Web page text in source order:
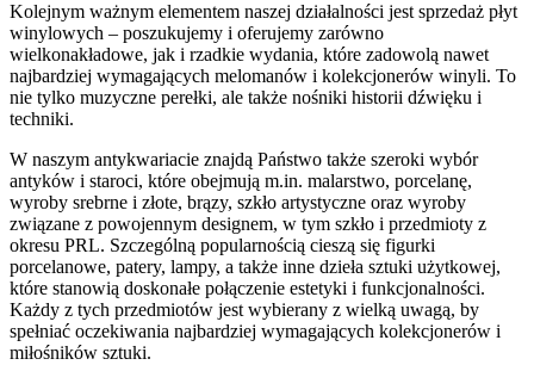
Kolejnym ważnym elementem naszej działalności jest sprzedaż płyt
winylowych – poszukujemy i oferujemy zarówno
wielkonakładowe, jak i rzadkie wydania, które zadowolą nawet
najbardziej wymagających melomanów i kolekcjonerów winyli. To
nie tylko muzyczne perełki, ale także nośniki historii dźwięku i
techniki.
W naszym antykwariacie znajdą Państwo także szeroki wybór
antyków i staroci, które obejmują m.in. malarstwo, porcelanę,
wyroby srebrne i złote, brązy, szkło artystyczne oraz wyroby
związane z powojennym designem, w tym szkło i przedmioty z
okresu PRL. Szczególną popularnością cieszą się figurki
porcelanowe, patery, lampy, a także inne dzieła sztuki użytkowej,
które stanowią doskonałe połączenie estetyki i funkcjonalności.
Każdy z tych przedmiotów jest wybierany z wielką uwagą, by
spełniać oczekiwania najbardziej wymagających kolekcjonerów i
miłośników sztuki.